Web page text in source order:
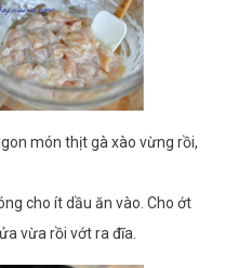
món thịt gà xào vừng rồi,
cho ít dầu ăn vào. Cho ớt
vừa rồi vớt ra đĩa.